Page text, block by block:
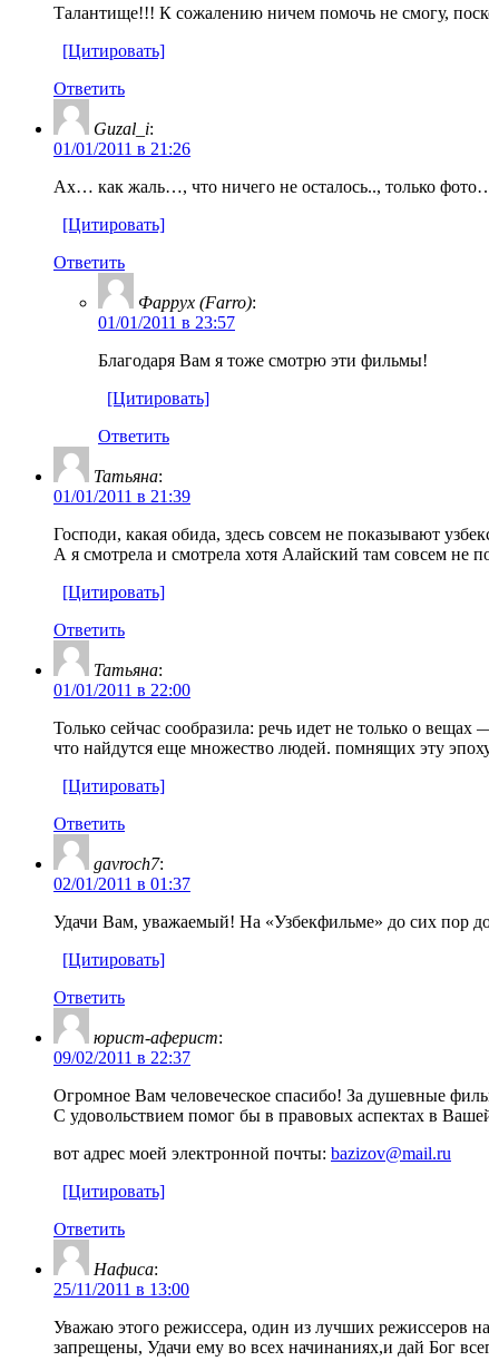
Талантище!!! К сожалению ничем помочь не смогу,
[Цитировать]
Ответить
Guzal_i:
01/01/2011 в 21:26
Ах… как жаль…, что ничего не осталось.., только
[Цитировать]
Ответить
Фаррух (Farro):
01/01/2011 в 23:57
Благодаря Вам я тоже смотрю эти фильмы!
[Цитировать]
Ответить
Татьяна:
01/01/2011 в 21:39
Господи, какая обида, здесь совсем не показывают
А я смотрела и смотрела хотя Алайский там совсем
[Цитировать]
Ответить
Татьяна:
01/01/2011 в 22:00
Только сейчас сообразила: речь идет не только о
что найдутся еще множество людей. помнящих эту
[Цитировать]
Ответить
gavroch7:
02/01/2011 в 01:37
Удачи Вам, уважаемый! На «Узбекфильме» до сих пор
[Цитировать]
Ответить
юрист-аферист:
09/02/2011 в 22:37
Огромное Вам человеческое спасибо! За душевные
С удовольствием помог бы в правовых аспектах в
вот адрес моей электронной почты: bazizov@mail.ru
[Цитировать]
Ответить
Нафиса:
25/11/2011 в 13:00
Уважаю этого режиссера, один из лучших режиссеров
запрещены, Удачи ему во всех начинаниях,и дай Бог